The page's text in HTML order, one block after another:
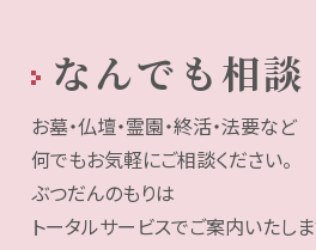
なんでも相談
お墓・仏壇・霊園・終活・法要など
何でもお気軽にご相談ください。
ぶつだんのもりは
トータルサービスでご案内いたしま